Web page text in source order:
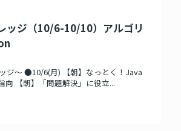
ッジ（10/6-10/10）アルゴリ
ジ～ ●10/6(月) 【朝】なっとく！Java
向 【朝】「問題解決」に役立...